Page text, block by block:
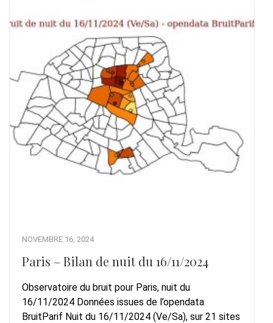
NOVEMBRE 16, 2024
Paris – Bilan de nuit du 16/11/2024
Observatoire du bruit pour Paris, nuit du
16/11/2024 Données issues de l’opendata
BruitParif Nuit du 16/11/2024 (Ve/Sa), sur 21 sites